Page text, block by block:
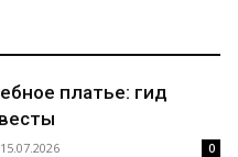
платье: гид
15.07.2026 0